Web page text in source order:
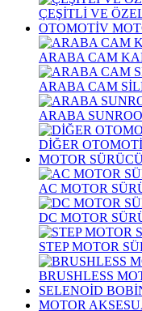
ÇEŞİTLİ VE
OTOMOTİV
ARABA CAM
ARABA CAM
ARABA
DİĞER
MOTOR
AC MOTOR
DC MOTOR
STEP MOTOR
BRUSHLESS
SELENOİD
MOTOR